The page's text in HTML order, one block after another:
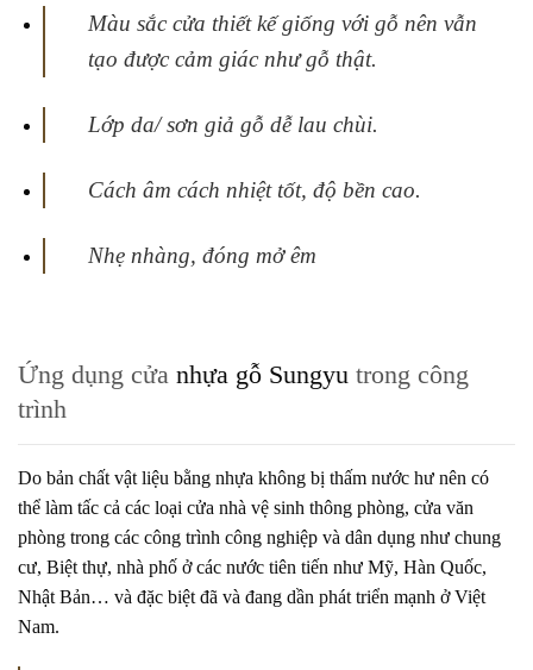
Màu sắc cửa thiết kế giống với gỗ nên vẫn
tạo được cảm giác như gỗ thật.
Lớp da/ sơn giả gỗ dễ lau chùi.
Cách âm cách nhiệt tốt, độ bền cao.
Nhẹ nhàng, đóng mở êm
Ứng dụng cửa nhựa gỗ Sungyu trong công
trình
Do bản chất vật liệu bằng nhựa không bị thấm nước hư nên có
thể làm tấc cả các loại cửa nhà vệ sinh thông phòng, cửa văn
phòng trong các công trình công nghiệp và dân dụng như chung
cư, Biệt thự, nhà phố ở các nước tiên tiến như Mỹ, Hàn Quốc,
Nhật Bản… và đặc biệt đã và đang dần phát triển mạnh ở Việt
Nam.